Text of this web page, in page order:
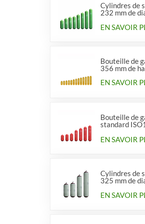
Cylindres de
232 mm de
EN SAVOIR
Bouteille de
356 mm de
EN SAVOIR
Bouteille de
standard
EN SAVOIR
Cylindres de
325 mm de
véhicules
EN SAVOIR